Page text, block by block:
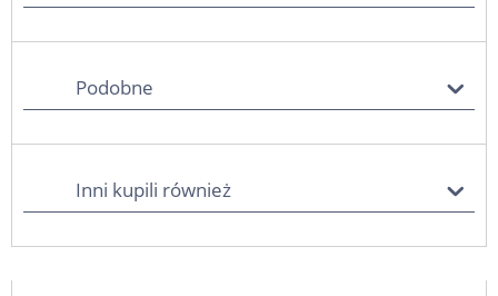
Podobne
Inni kupili również